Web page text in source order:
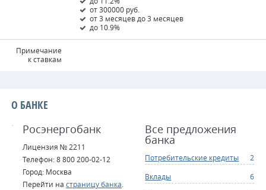
от 300000 руб.
от 3 месяцев до 3 месяцев
до 10.9%
Примечание
к ставкам
О БАНКЕ
Росэнергобанк
Лицензия № 2211
Телефон: 8 800 200-02-12
Город: Москва
Перейти на страницу банка
Все предложения
банка
Потребительские кредиты
2
Вклады
6